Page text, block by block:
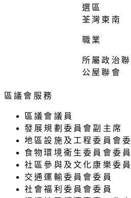
選區
荃灣東南
職業
所屬政治聯
公屋聯會
區議會服務
區議會議員
發展規劃委員會副主席
地區設施及工程委員會
食物環境衞生委員會委員
社區參與及文化康樂委
交通運輸委員會委員
社會福利委員會委員